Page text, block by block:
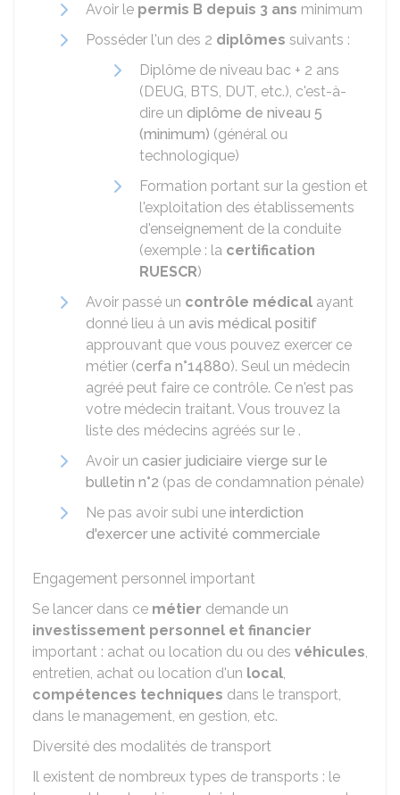
Avoir le permis B depuis 3 ans minimum
Posséder l'un des 2 diplômes suivants :
Diplôme de niveau bac + 2 ans
(DEUG, BTS, DUT, etc.), c'est-à-
dire un diplôme de niveau 5
(minimum) (général ou
technologique)
Formation portant sur la gestion et
l'exploitation des établissements
d'enseignement de la conduite
(exemple : la certification
RUESCR)
Avoir passé un contrôle médical ayant
donné lieu à un avis médical positif
approuvant que vous pouvez exercer ce
métier (cerfa n°14880). Seul un médecin
agréé peut faire ce contrôle. Ce n'est pas
votre médecin traitant. Vous trouvez la
liste des médecins agréés sur le .
Avoir un casier judiciaire vierge sur le
bulletin n°2 (pas de condamnation pénale)
Ne pas avoir subi une interdiction
d'exercer une activité commerciale
Engagement personnel important
Se lancer dans ce métier demande un
investissement personnel et financier
important : achat ou location du ou des véhicules,
entretien, achat ou location d'un local,
compétences techniques dans le transport,
dans le management, en gestion, etc.
Diversité des modalités de transport
Il existent de nombreux types de transports : le